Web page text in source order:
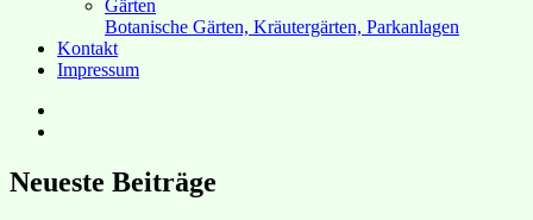
Gärten
Botanische Gärten, Kräutergärten, Parkanlagen
Kontakt
Impressum
Instagram
Neueste Beiträge